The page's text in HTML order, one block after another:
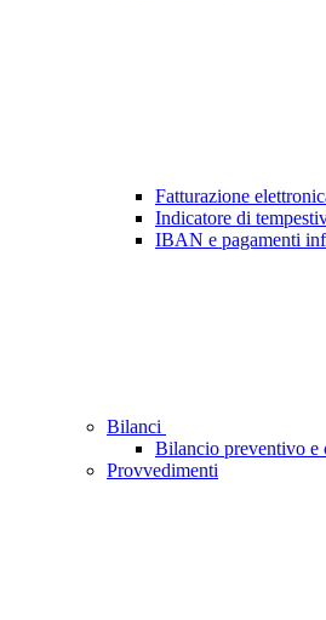
Fatturazione
Indicatore di
IBAN e pagamenti
Bilanci
Bilancio preventivo e
Provvedimenti